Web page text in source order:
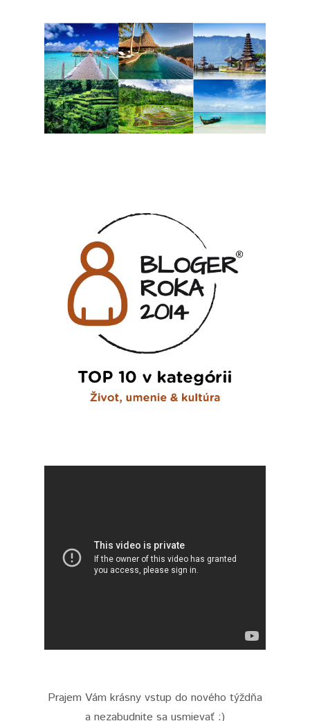
Prajem Vám krásny vstup do nového týždňa
a nezabudnite sa usmievať :)